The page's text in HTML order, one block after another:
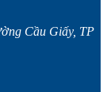
Cầu Giấy, TP